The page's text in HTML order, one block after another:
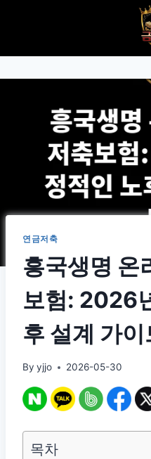
연금저축
흥국생명 온
보험: 2026
후 설계 가이
By yjjo 2026-05-30
목차